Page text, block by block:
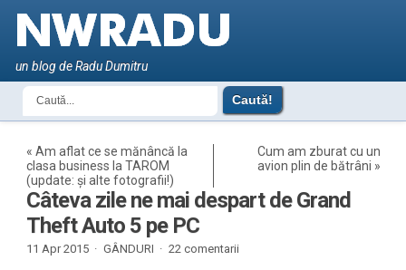
un blog de Radu Dumitru
«Am aflat ce se mănâncă la
clasa business la TAROM
(update: și alte fotografii!)
Cum am zburat cu un
avion plin de bătrâni »
Câteva zile ne mai despart de Grand
Theft Auto 5 pe PC
11 Apr 2015 · GÂNDURI · 22 comentarii